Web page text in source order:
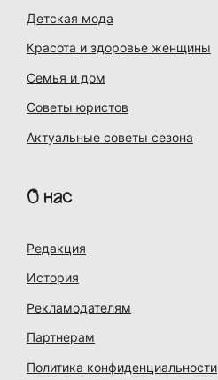
Детская мода
Красота и здоровье женщины
Семья и дом
Советы юристов
Актуальные советы сезона
О нас
Редакция
История
Рекламодателям
Партнерам
Политика конфиденциальности